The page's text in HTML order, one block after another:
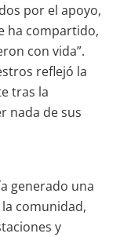
por el apoyo,
ha compartido,
con vida”.
reflejó la
tras la
nada de sus
generado una
comunidad,
y